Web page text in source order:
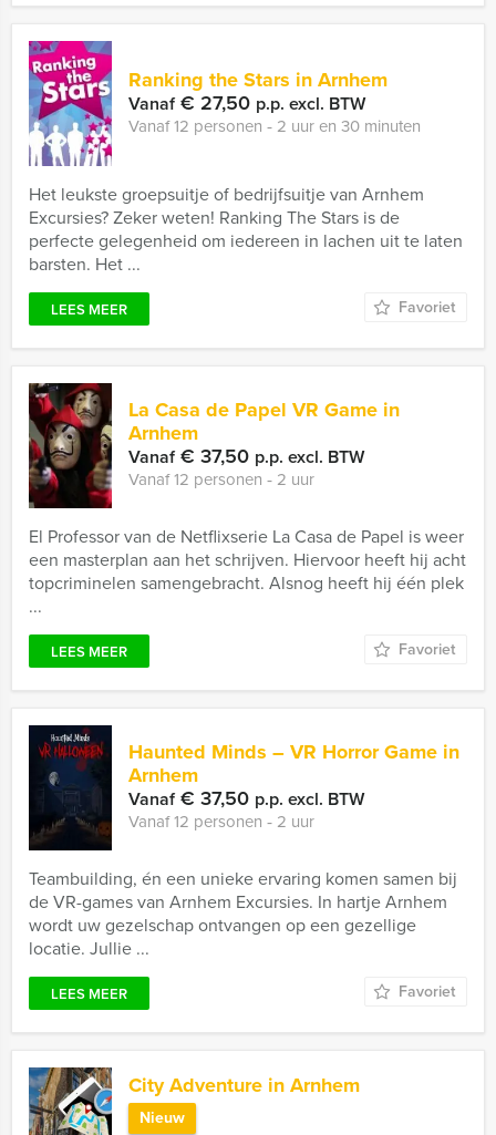
Ranking the Stars in Arnhem
Vanaf€ 27,50 p.p. excl. BTW
Vanaf 12 personen ‐ 2 uur en 30 minuten
Het leukste groepsuitje of bedrijfsuitje van Arnhem
Excursies? Zeker weten! Ranking The Stars is de
perfecte gelegenheid om iedereen in lachen uit te laten
barsten. Het ...
LEES MEER Favoriet
La Casa de Papel VR Game in
Arnhem
Vanaf€ 37,50 p.p. excl. BTW
Vanaf 12 personen ‐ 2 uur
El Professor van de Netflixserie La Casa de Papel is weer
een masterplan aan het schrijven. Hiervoor heeft hij acht
topcriminelen samengebracht. Alsnog heeft hij één plek
...
LEES MEER Favoriet
Haunted Minds – VR Horror Game in
Arnhem
Vanaf€ 37,50 p.p. excl. BTW
Vanaf 12 personen ‐ 2 uur
Teambuilding, én een unieke ervaring komen samen bij
de VR-games van Arnhem Excursies. In hartje Arnhem
wordt uw gezelschap ontvangen op een gezellige
locatie. Jullie ...
LEES MEER Favoriet
City Adventure in Arnhem
Nieuw